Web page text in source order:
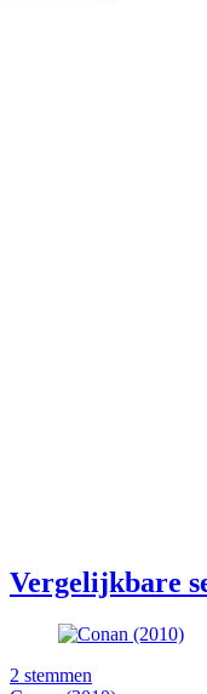
Vergelijkbare
2 stemmen